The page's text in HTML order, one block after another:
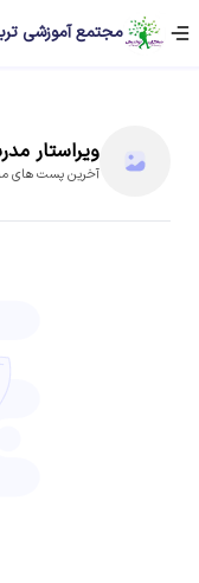
مجتمع آموزشی
ویراستار
آخرین پست های